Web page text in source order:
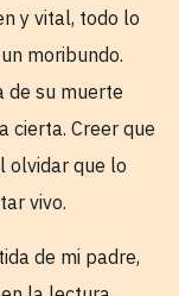
y vital, todo lo
moribundo.
de su muerte
cierta. Creer que
olvidar que lo
vivo.
de mi padre,